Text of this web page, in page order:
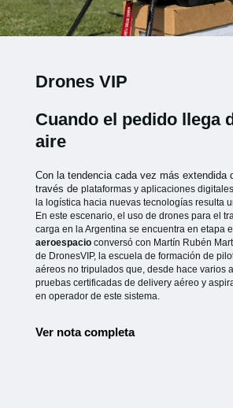
Drones VIP
Cuando el pedido llega
aire
Con la tendencia cada vez más extendida
través de plataformas y aplicaciones
la logística hacia nuevas tecnologías resulta
En este escenario, el uso de drones para el
carga en la Argentina se encuentra en etapa
aeroespacioconversó con Martín Rubén
de DronesVIP, la escuela de formación de
aéreos no tripulados que, desde hace varios
pruebas certificadas de delivery aéreo y
en operador de este sistema.
Ver nota completa